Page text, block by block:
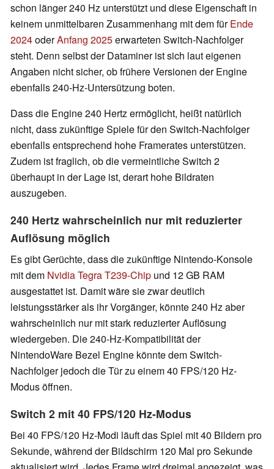
schon länger 240 Hz unterstützt und diese Eigenschaft in
keinem unmittelbaren Zusammenhang mit dem fürEnde
2024oderAnfang 2025erwarteten Switch-Nachfolger
steht. Denn selbst der Dataminer ist sich laut eigenen
Angaben nicht sicher, ob frühere Versionen der Engine
ebenfalls 240-Hz-Untersützung boten.
Dass die Engine 240 Hertz ermöglicht, heißt natürlich
nicht, dass zukünftige Spiele für den Switch-Nachfolger
ebenfalls entsprechend hohe Framerates unterstützen.
Zudem ist fraglich, ob die vermeintliche Switch 2
überhaupt in der Lage ist, derart hohe Bildraten
auszugeben.
240 Hertz wahrscheinlich nur mit reduzierter
Auflösung möglich
Es gibt Gerüchte, dass die zukünftige Nintendo-Konsole
mit dem Nvidia Tegra T239-Chip und 12 GB RAM
ausgestattet ist. Damit wäre sie zwar deutlich
leistungsstärker als ihr Vorgänger, könnte 240 Hz aber
wahrscheinlich nur mit stark reduzierter Auflösung
wiedergeben. Die 240-Hz-Kompatibilität der
NintendoWare Bezel Engine könnte dem Switch-
Nachfolger jedoch die Tür zu einem 40 FPS/120 Hz-
Modus öffnen.
Switch 2 mit 40 FPS/120 Hz-Modus
Bei 40 FPS/120 Hz-Modi läuft das Spiel mit 40 Bildern pro
Sekunde, während der Bildschirm 120 Mal pro Sekunde